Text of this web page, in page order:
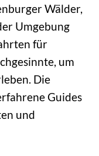
Wälder,
Umgebung
für
um
Die
Guides
und